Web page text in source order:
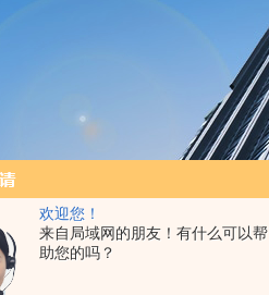
欢迎您！
来自局域网的朋友！有什么可以帮
助您的吗？